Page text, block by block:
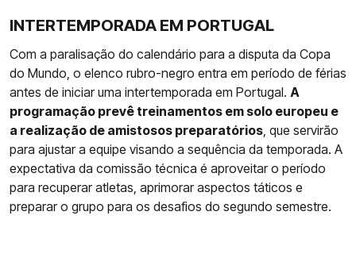
INTERTEMPORADA EM PORTUGAL
Com a paralisação do calendário para a disputa da Copa
do Mundo, o elenco rubro-negro entra em período de férias
antes de iniciar uma intertemporada em Portugal. A
programação prevê treinamentos em solo europeu e
a realização de amistosos preparatórios , que servirão
para ajustar a equipe visando a sequência da temporada. A
expectativa da comissão técnica é aproveitar o período
para recuperar atletas, aprimorar aspectos táticos e
preparar o grupo para os desafios do segundo semestre.